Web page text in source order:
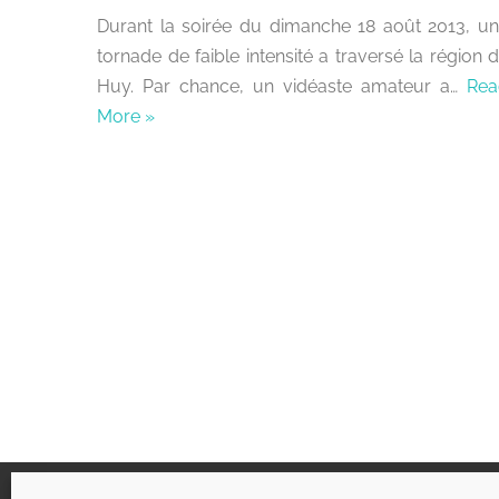
Durant la soirée du dimanche 18 août 2013,
tornade de faible intensité a traversé la région
Huy. Par chance, un vidéaste amateur a…
More »